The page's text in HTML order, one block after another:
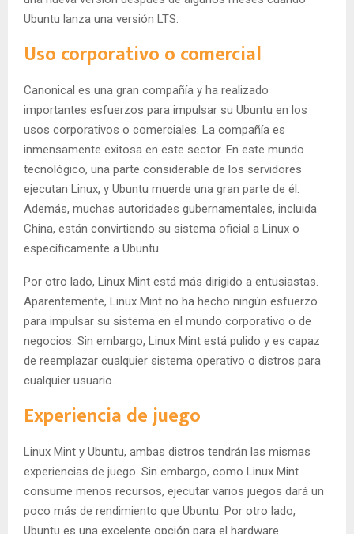
Ubuntu lanza una versión LTS.
Uso corporativo o comercial
Canonical es una gran compañía y ha realizado
importantes esfuerzos para impulsar su Ubuntu en los
usos corporativos o comerciales. La compañía es
inmensamente exitosa en este sector. En este mundo
tecnológico, una parte considerable de los servidores
ejecutan Linux, y Ubuntu muerde una gran parte de él.
Además, muchas autoridades gubernamentales, incluida
China, están convirtiendo su sistema oficial a Linux o
específicamente a Ubuntu.
Por otro lado, Linux Mint está más dirigido a entusiastas.
Aparentemente, Linux Mint no ha hecho ningún esfuerzo
para impulsar su sistema en el mundo corporativo o de
negocios. Sin embargo, Linux Mint está pulido y es capaz
de reemplazar cualquier sistema operativo o distros para
cualquier usuario.
Experiencia de juego
Linux Mint y Ubuntu, ambas distros tendrán las mismas
experiencias de juego. Sin embargo, como Linux Mint
consume menos recursos, ejecutar varios juegos dará un
poco más de rendimiento que Ubuntu. Por otro lado,
Ubuntu es una excelente opción para el hardware